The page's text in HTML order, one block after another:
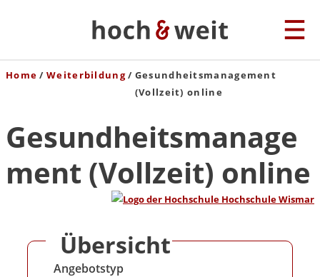
Home Weiterbildung
Gesundheitsmanagement
(Vollzeit) online
Gesundheitsmanage
ment (Vollzeit) online
Übersicht
Angebotstyp